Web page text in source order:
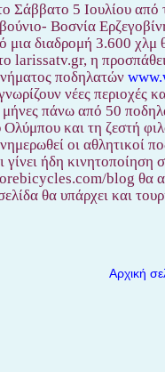
Σάββατο 5 Ιουλίου
Βοσνία
διαδρομή 3.600 χλμ
larissatv.gr, η
ποδηλατών
νέες
μήνες πάνω από 50
και τη ζεστή
οι αθλητικοί
ήδη
blog θα
θα υπάρχει και
Αρχική